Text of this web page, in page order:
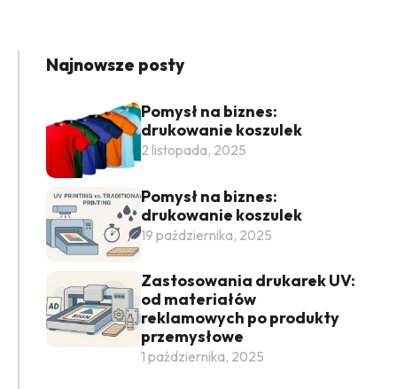
Najnowsze posty
Pomysł na biznes:
drukowanie koszulek
2 listopada, 2025
Pomysł na biznes:
drukowanie koszulek
19 października, 2025
Zastosowania drukarek UV:
od materiałów
reklamowych po produkty
przemysłowe
1 października, 2025